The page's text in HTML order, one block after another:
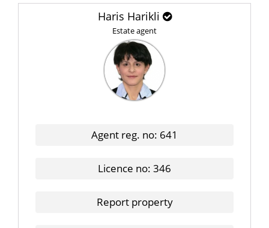
Haris Harikli
Estate agent
Agent reg. no: 641
Licence no: 346
Report property